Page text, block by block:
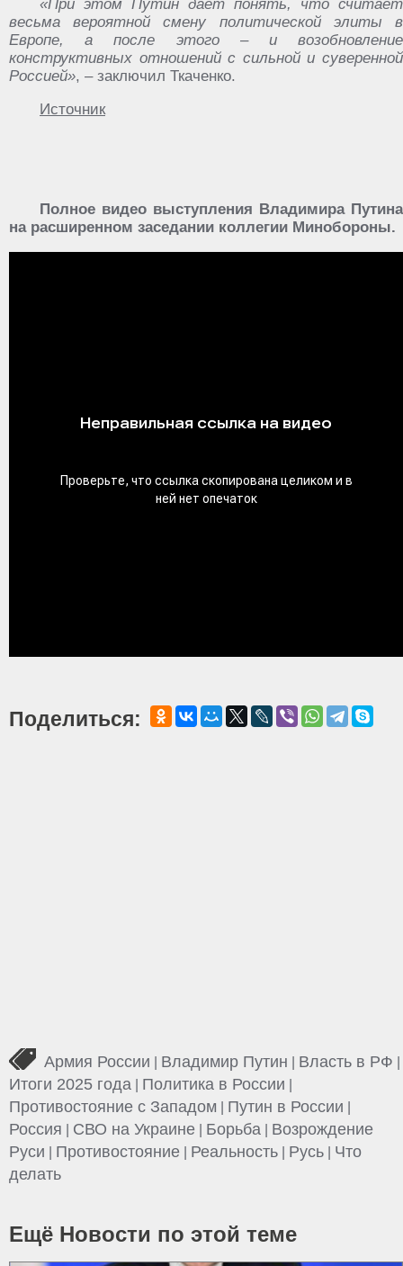
«При этом Путин дает понять, что считает
весьма вероятной смену политической элиты в
Европе, а после этого – и возобновление
конструктивных отношений с сильной и суверенной
Россией», – заключил Ткаченко.
Источник
Полное видео выступления Владимира Путина
на расширенном заседании коллегии Минобороны.
Поделиться:
Армия России Владимир Путин Власть в РФ
Итоги 2025 года Политика в России
Противостояние с Западом Путин в России
Россия СВО на Украине Борьба
Возрождение
Руси
Противостояние Реальность Русь
Что
делать
Ещё Новости по этой теме